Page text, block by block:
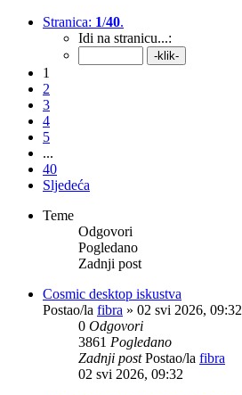
Stranica: 1/40.
Idi na stranicu...:
1
2
3
4
5
...
40
Sljedeća
Teme
Odgovori
Pogledano
Zadnji post
Cosmic desktop iskustva
Postao/la fibra » 02 svi 2026, 09:32
0 Odgovori
3861 Pogledano
Zadnji postPostao/la fibra
02 svi 2026, 09:32